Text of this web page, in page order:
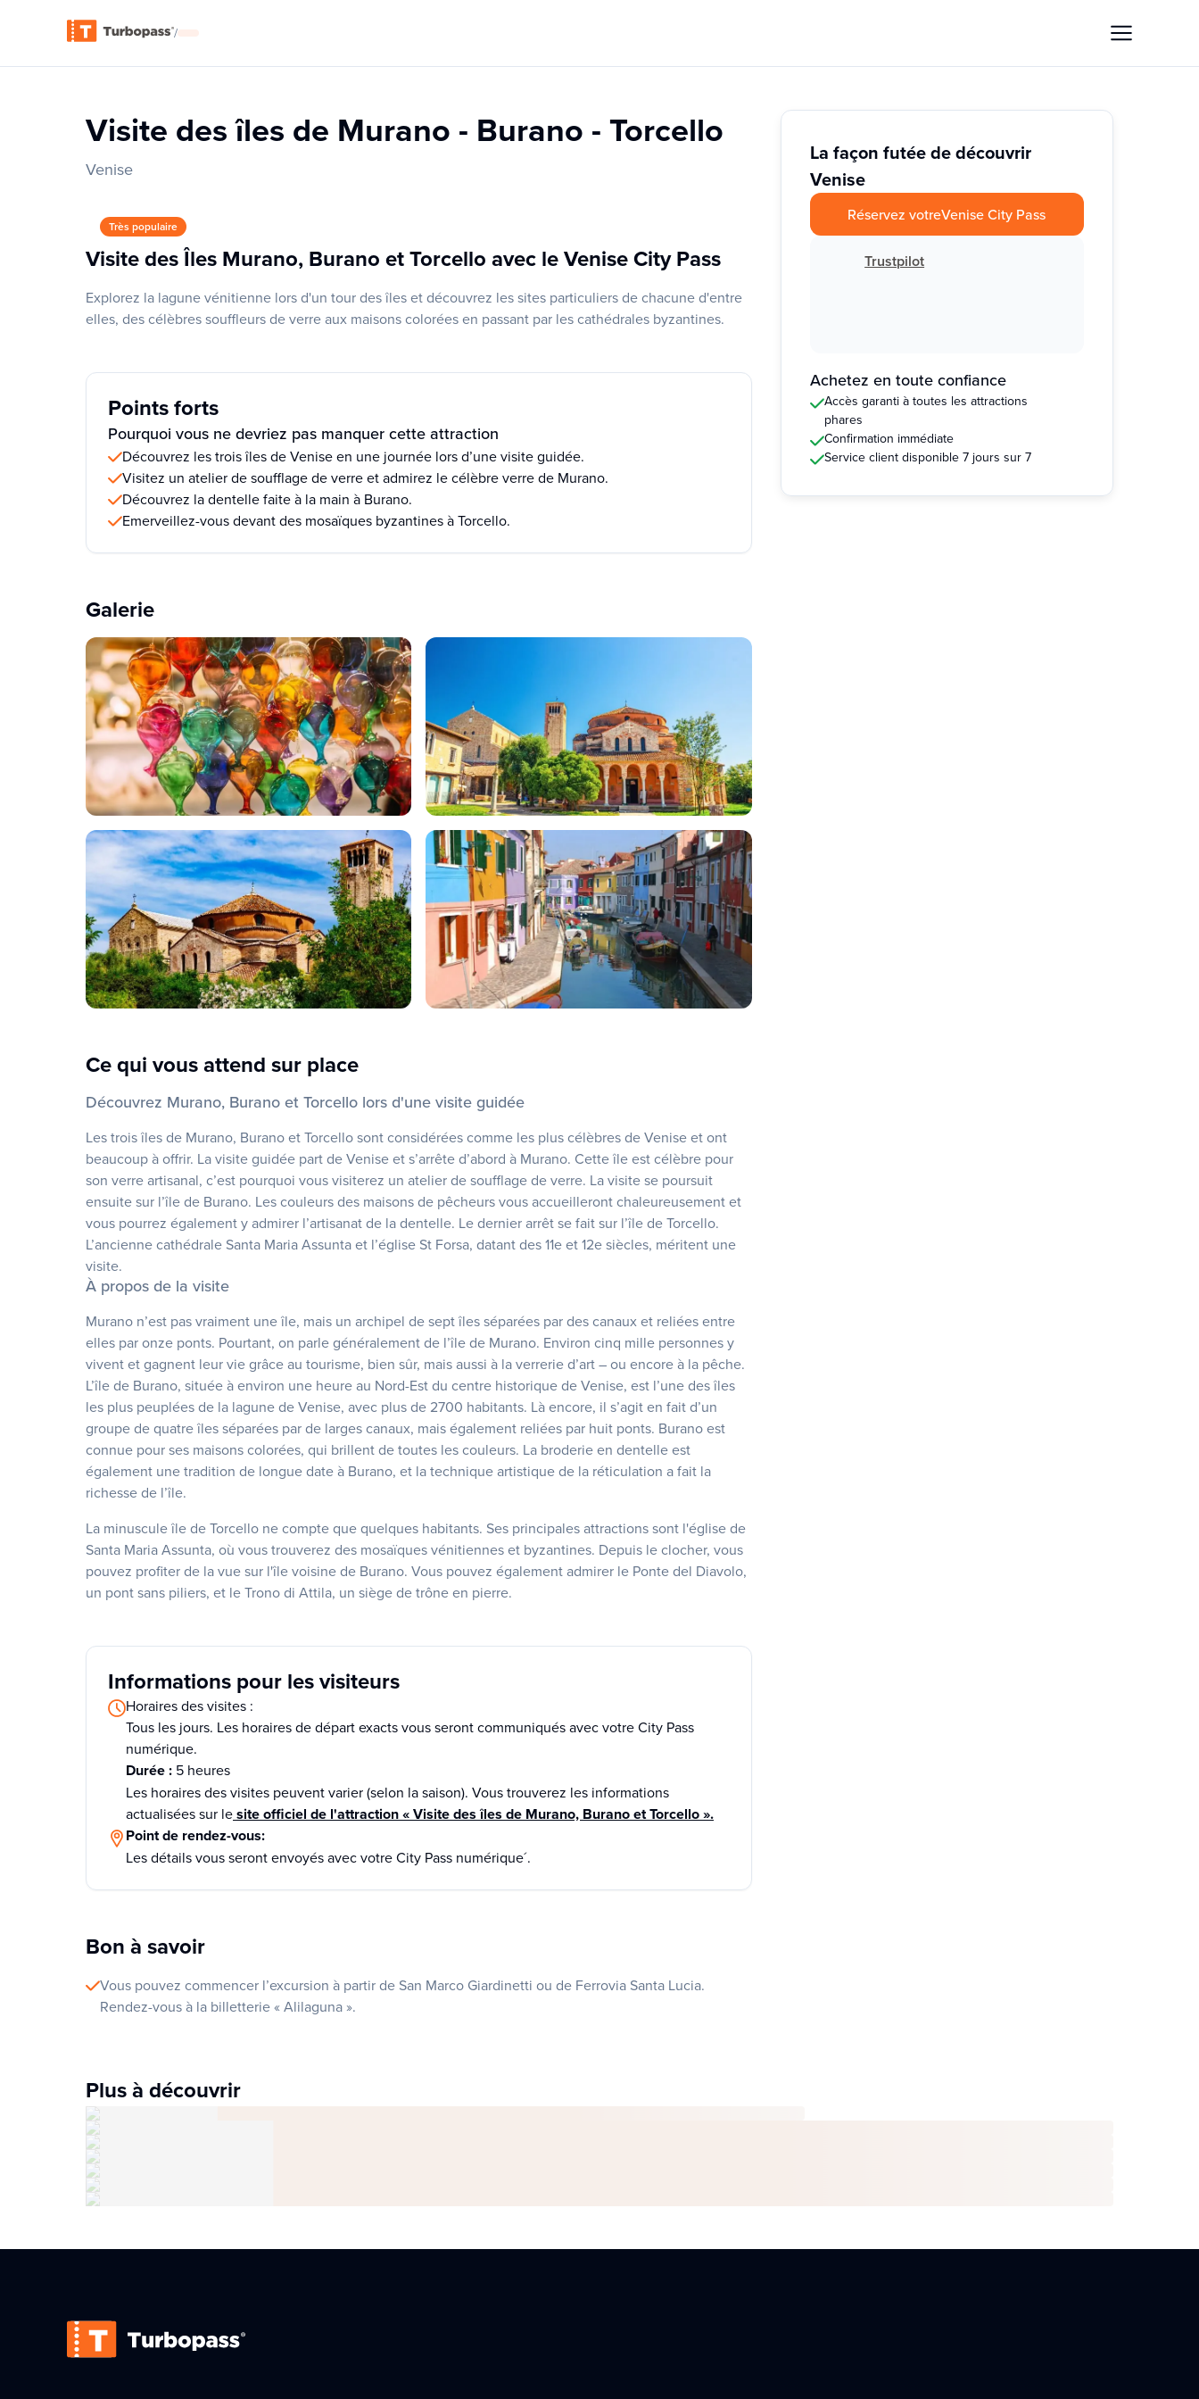
/
Visite des îles de Murano - Burano - Torcello
Venise
Très populaire
Visite des Îles Murano, Burano et Torcello avec le Venise City Pass
Explorez la lagune vénitienne lors d'un tour des îles et découvrez les sites particuliers de chacune d'entre
elles, des célèbres souffleurs de verre aux maisons colorées en passant par les cathédrales byzantines.
Points forts
Pourquoi vous ne devriez pas manquer cette attraction
Découvrez les trois îles de Venise en une journée lors d’une visite guidée.
Visitez un atelier de soufflage de verre et admirez le célèbre verre de Murano.
Découvrez la dentelle faite à la main à Burano.
Emerveillez-vous devant des mosaïques byzantines à Torcello.
Galerie
Ce qui vous attend sur place
Découvrez Murano, Burano et Torcello lors d'une visite guidée
Les trois îles de Murano, Burano et Torcello sont considérées comme les plus célèbres de Venise et ont
beaucoup à offrir. La visite guidée part de Venise et s’arrête d’abord à Murano. Cette île est célèbre pour
son verre artisanal, c’est pourquoi vous visiterez un atelier de soufflage de verre. La visite se poursuit
ensuite sur l’île de Burano. Les couleurs des maisons de pêcheurs vous accueilleront chaleureusement et
vous pourrez également y admirer l’artisanat de la dentelle. Le dernier arrêt se fait sur l’île de Torcello.
L’ancienne cathédrale Santa Maria Assunta et l’église St Forsa, datant des 11e et 12e siècles, méritent une
visite.
À propos de la visite
Murano n’est pas vraiment une île, mais un archipel de sept îles séparées par des canaux et reliées entre
elles par onze ponts. Pourtant, on parle généralement de l’île de Murano. Environ cinq mille personnes y
vivent et gagnent leur vie grâce au tourisme, bien sûr, mais aussi à la verrerie d’art – ou encore à la pêche.
L’île de Burano, située à environ une heure au Nord-Est du centre historique de Venise, est l’une des îles
les plus peuplées de la lagune de Venise, avec plus de 2700 habitants. Là encore, il s’agit en fait d’un
groupe de quatre îles séparées par de larges canaux, mais également reliées par huit ponts. Burano est
connue pour ses maisons colorées, qui brillent de toutes les couleurs. La broderie en dentelle est
également une tradition de longue date à Burano, et la technique artistique de la réticulation a fait la
richesse de l’île.
La minuscule île de Torcello ne compte que quelques habitants. Ses principales attractions sont l'église de
Santa Maria Assunta, où vous trouverez des mosaïques vénitiennes et byzantines. Depuis le clocher, vous
pouvez profiter de la vue sur l'île voisine de Burano. Vous pouvez également admirer le Ponte del Diavolo,
un pont sans piliers, et le Trono di Attila, un siège de trône en pierre.
Informations pour les visiteurs
Horaires des visites :
Tous les jours. Les horaires de départ exacts vous seront communiqués avec votre City Pass
numérique.
Durée : 5 heures
Les horaires des visites peuvent varier (selon la saison). Vous trouverez les informations
actualisées sur lesite officiel de l'attraction « Visite des îles de Murano, Burano et Torcello ».
Point de rendez-vous:
Les détails vous seront envoyés avec votre City Pass numérique´.
Bon à savoir
Vous pouvez commencer l’excursion à partir de San Marco Giardinetti ou de Ferrovia Santa Lucia.
Rendez-vous à la billetterie « Alilaguna ».
La façon futée de découvrir
Venise
Réservez votreVenise City Pass
Trustpilot
Achetez en toute confiance
Accès garanti à toutes les attractions
phares
Confirmation immédiate
Service client disponible 7 jours sur 7
Plus à découvrir